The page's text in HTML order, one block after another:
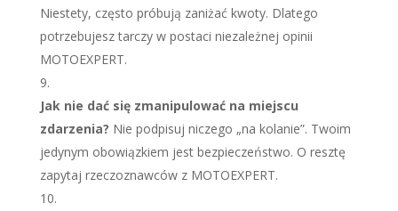
Niestety, często próbują zaniżać kwoty. Dlatego
potrzebujesz tarczy w postaci niezależnej opinii
MOTOEXPERT.
Jak nie dać się zmanipulować na miejscu
zdarzenia? Nie podpisuj niczego „na kolanie”. Twoim
jedynym obowiązkiem jest bezpieczeństwo. O resztę
zapytaj rzeczoznawców z MOTOEXPERT.